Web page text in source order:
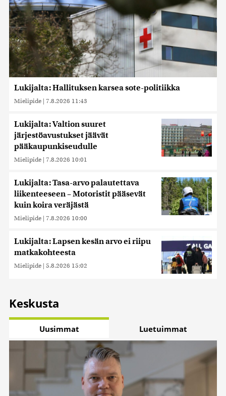
Lukijalta: Hallituksen karsea sote-politiikka
Mielipide | 7.8.2026 11:43
Lukijalta: Valtion suuret
järjestöavustukset jäävät
pääkaupunkiseudulle
Mielipide | 7.8.2026 10:01
Lukijalta: Tasa-arvo palautettava
liikenteeseen – Motoristit pääsevät
kuin koira veräjästä
Mielipide | 7.8.2026 10:00
Lukijalta: Lapsen kesän arvo ei riipu
matkakohteesta
Mielipide | 5.8.2026 15:02
Keskusta
Uusimmat Luetuimmat